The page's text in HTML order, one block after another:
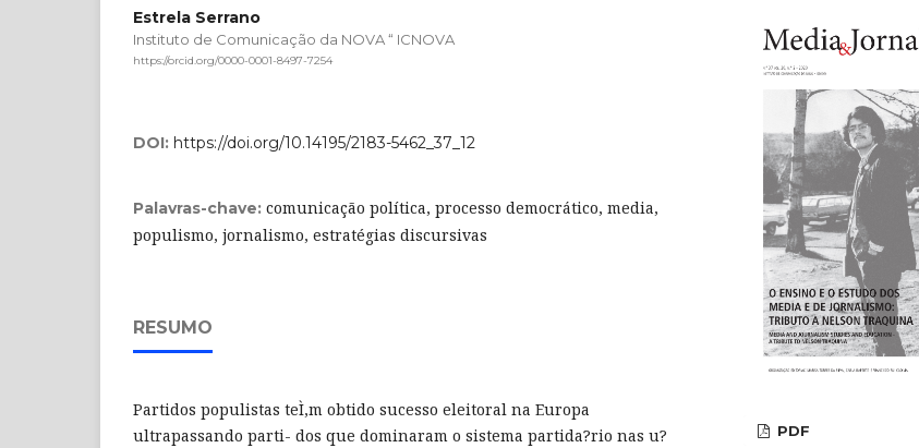
Estrela Serrano
Instituto de Comunicação da NOVA “ ICNOVA
https://orcid.org/0000-0001-8497-7254
DOI: https://doi.org/10.14195/2183-5462_37_12
Palavras-chave: comunicação política, processo democrático, media,
populismo, jornalismo, estratégias discursivas
RESUMO
Partidos populistas teÌ‚m obtido sucesso eleitoral na Europa
ultrapassando parti- dos que dominaram o sistema partida?rio nas u?
PDF